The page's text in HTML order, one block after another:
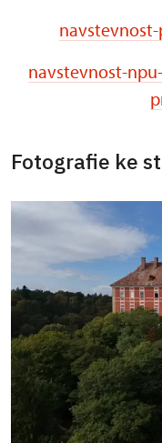
navstevnost-
Fotografie ke